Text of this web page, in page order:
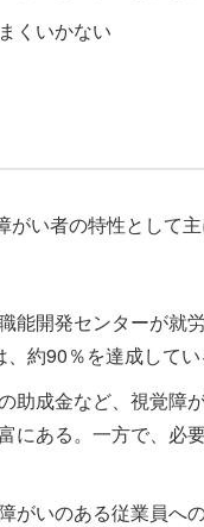
くいかない
い者の特性として
能開発センターが就
約90％を達成してい
助成金など、視覚障
にある。一方で、必
がいのある従業員へ